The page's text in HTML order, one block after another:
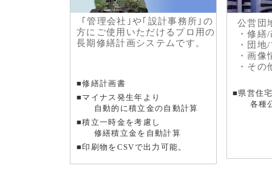
｢管理会社｣や｢設計事務所｣の
方にご使用いただけるプロ用の
長期修繕計画システムです。
■修繕計画書
■マイナス発生年より
自動的に積立金の自動計算
■積立一時金を考慮し
修繕積立金を自動計算
■印刷物をCSVで出力可能。
公営団
・修
・団
・画
・その
■県営住
各種公